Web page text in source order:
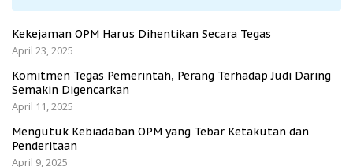
Kekejaman OPM Harus Dihentikan Secara Tegas
April 23, 2025
Komitmen Tegas Pemerintah, Perang Terhadap Judi Daring
Semakin Digencarkan
April 11, 2025
Mengutuk Kebiadaban OPM yang Tebar Ketakutan dan
Penderitaan
April 9, 2025